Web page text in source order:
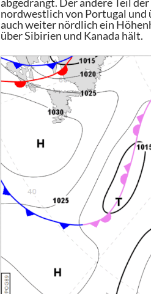
nordwestlich von Portugal und
auch weiter nördlich ein
über Sibirien und Kanada hält.